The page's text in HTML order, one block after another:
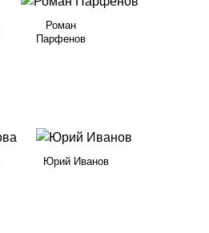
Роман
Парфенов
Юрий Иванов